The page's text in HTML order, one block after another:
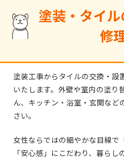
塗装・タイル
修
塗装工事からタイルの交換・設
いたします。外壁や室内の塗り
ん、キッチン・浴室・玄関など
さい。
女性ならではの細やかな目線で
「安心感」にこだわり、暮ら